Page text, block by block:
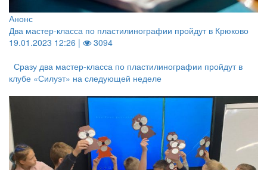
Анонс
Два мастер-класса по пластилинографии пройдут в Крюково
19.01.2023 12:26 |
3094
Сразу два мастер-класса по пластилинографии пройдут в
клубе «Силуэт» на следующей неделе